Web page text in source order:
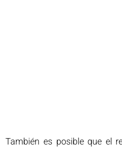
También es posible que el